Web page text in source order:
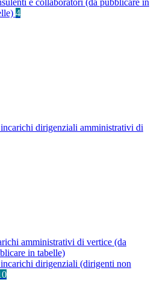
e collaboratori (da pubblicare in
4
dirigenziali amministrativi di
amministrativi di vertice (da
in tabelle)
dirigenziali (dirigenti non